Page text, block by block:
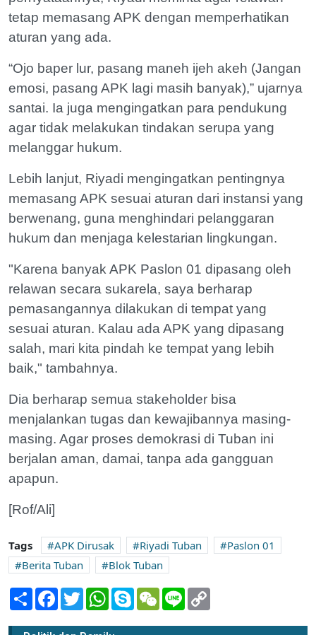
tetap memasang APK dengan memperhatikan
aturan yang ada.
“Ojo baper lur, pasang maneh ijeh akeh (Jangan
emosi, pasang APK lagi masih banyak),” ujarnya
santai. Ia juga mengingatkan para pendukung
agar tidak melakukan tindakan serupa yang
melanggar hukum.
Lebih lanjut, Riyadi mengingatkan pentingnya
memasang APK sesuai aturan dari instansi yang
berwenang, guna menghindari pelanggaran
hukum dan menjaga kelestarian lingkungan.
"Karena banyak APK Paslon 01 dipasang oleh
relawan secara sukarela, saya berharap
pemasangannya dilakukan di tempat yang
sesuai aturan. Kalau ada APK yang dipasang
salah, mari kita pindah ke tempat yang lebih
baik," tambahnya.
Dia berharap semua stakeholder bisa
menjalankan tugas dan kewajibannya masing-
masing. Agar proses demokrasi di Tuban ini
berjalan aman, damai, tanpa ada gangguan
apapun.
[Rof/Ali]
Tags APK Dirusak Riyadi Tuban
Paslon 01
Berita Tuban
Blok Tuban
Share Facebook
TwitterWhatsApp
SkypeWeChatLine
Tensi Pilbup Tuban 2024 Memanas, APK
Paslon 01 di Tiga Kecamatan Dirusak